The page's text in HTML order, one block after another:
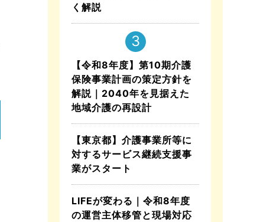
く解説
【令和8年度】第10期介護
保険事業計画の策定方針を
解説｜2040年を見据えた
地域介護の再設計
【東京都】介護事業所等に
対するサービス継続支援事
業がスタート
LIFEが変わる｜令和8年度
の運営主体移管と現場対応